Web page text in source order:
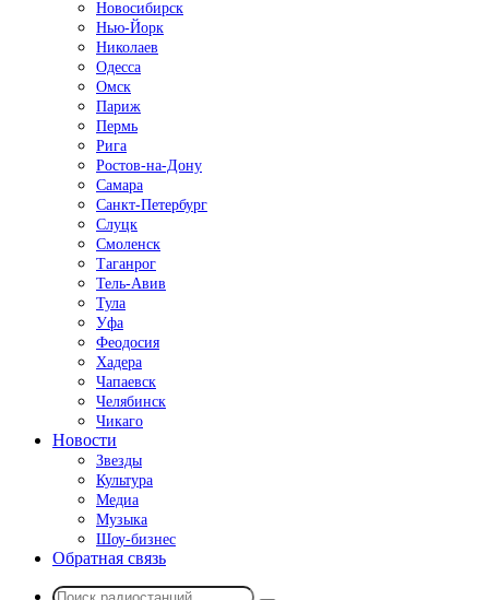
Новосибирск
Нью-Йорк
Николаев
Одесса
Омск
Париж
Пермь
Рига
Ростов-на-Дону
Самара
Санкт-Петербург
Слуцк
Смоленск
Таганрог
Тель-Авив
Тула
Уфа
Феодосия
Хадера
Чапаевск
Челябинск
Чикаго
Новости
Звезды
Культура
Медиа
Музыка
Шоу-бизнес
Обратная связь